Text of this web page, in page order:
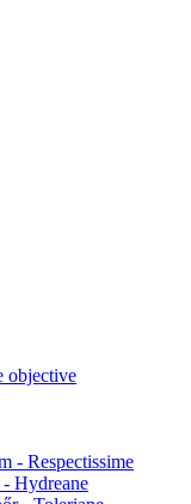
objective
- Respectissime
Hydreane